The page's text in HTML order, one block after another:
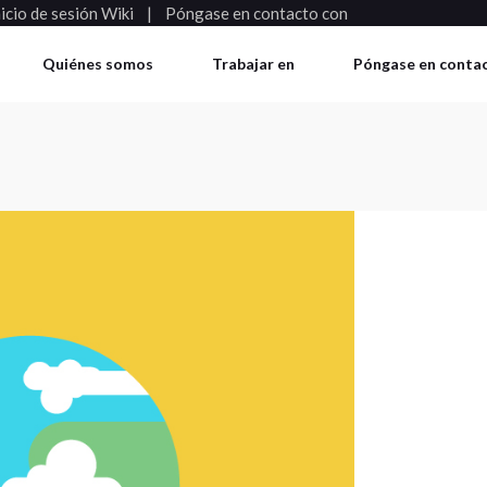
de sesión Wiki Póngase en contacto con
Quiénes somos Trabajar en Póngase en